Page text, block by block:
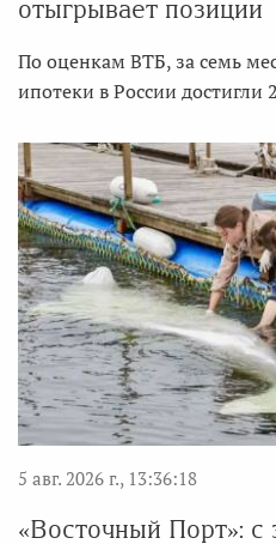
отыгрывает позиции
По оценкам ВТБ, за семь
ипотеки в России достигли
5 авг. 2026 г., 13:36:18
«Восточный Порт»: с